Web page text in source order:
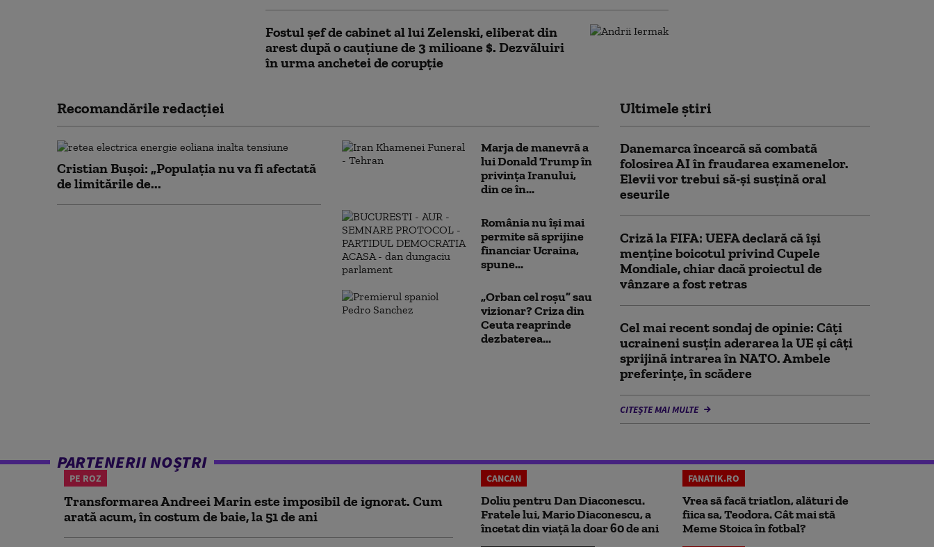
Fostul șef de cabinet al lui Zelenski, eliberat din
arest după o cauțiune de 3 milioane $. Dezvăluiri
în urma anchetei de corupție
Recomandările redacţiei
Cristian Bușoi: „Populația nu va fi afectată
de limitările de...
Marja de manevră a
lui Donald Trump în
privința Iranului,
din ce în...
România nu își mai
permite să sprijine
financiar Ucraina,
spune...
„Orban cel roșu” sau
vizionar? Criza din
Ceuta reaprinde
dezbaterea...
Ultimele știri
Danemarca încearcă să combată
folosirea AI în fraudarea examenelor.
Elevii vor trebui să-şi susţină oral
eseurile
Criză la FIFA: UEFA declară că îşi
menţine boicotul privind Cupele
Mondiale, chiar dacă proiectul de
vânzare a fost retras
Cel mai recent sondaj de opinie: Câți
ucraineni susțin aderarea la UE și câți
sprijină intrarea în NATO. Ambele
preferințe, în scădere
CITEȘTE MAI MULTE
PARTENERII NOȘTRI
PE ROZ
Transformarea Andreei Marin este imposibil de ignorat. Cum
arată acum, în costum de baie, la 51 de ani
CANCAN
Doliu pentru Dan Diaconescu.
Fratele lui, Mario Diaconescu, a
încetat din viață la doar 60 de ani
FANATIK.RO
Vrea să facă triatlon, alături de
fiica sa, Teodora. Cât mai stă
Meme Stoica în fotbal?